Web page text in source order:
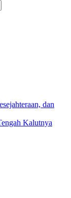
dan
Kalutnya